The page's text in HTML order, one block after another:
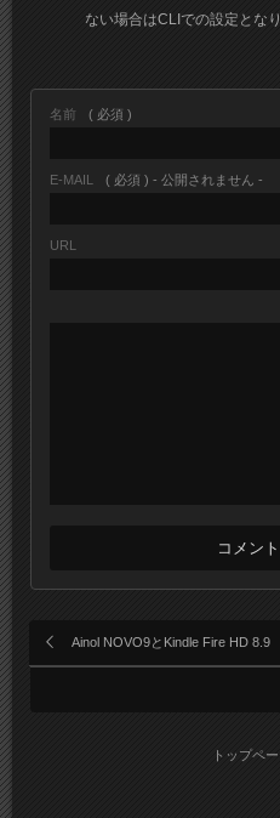
ない場合はCLIでの設定となり
名前 ( 必須 )
E-MAIL ( 必須 ) - 公開されません -
URL
Ainol NOVO9とKindle Fire HD 8.9
トップペ